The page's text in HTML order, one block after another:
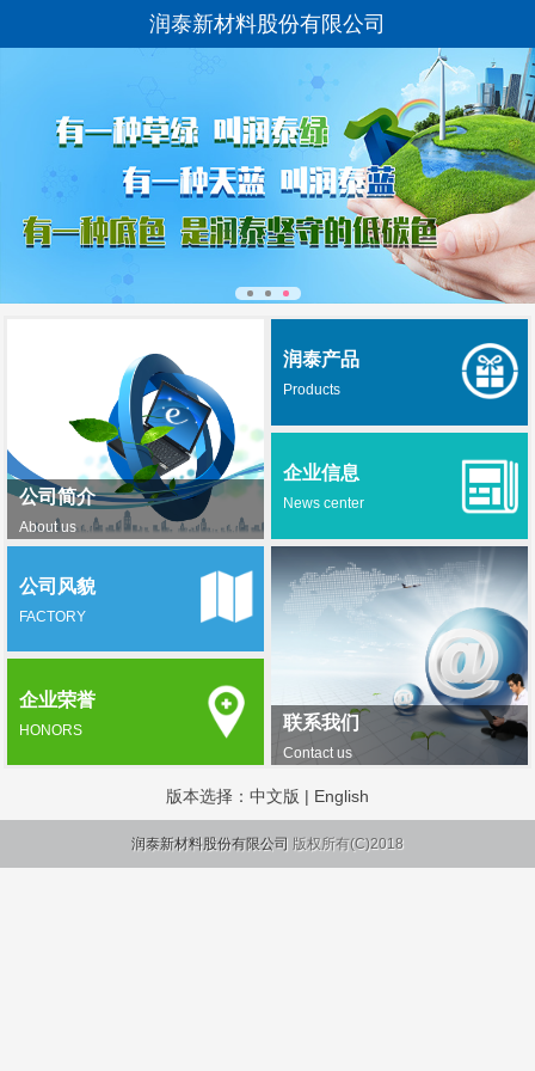
润泰新材料股份有限公司
公司简介
About us
润泰产品
Products
企业信息
News center
联系我们
Contact us
公司风貌
FACTORY
企业荣誉
HONORS
版本选择： 中文版 | English
润泰新材料股份有限公司 版权所有(C)2018